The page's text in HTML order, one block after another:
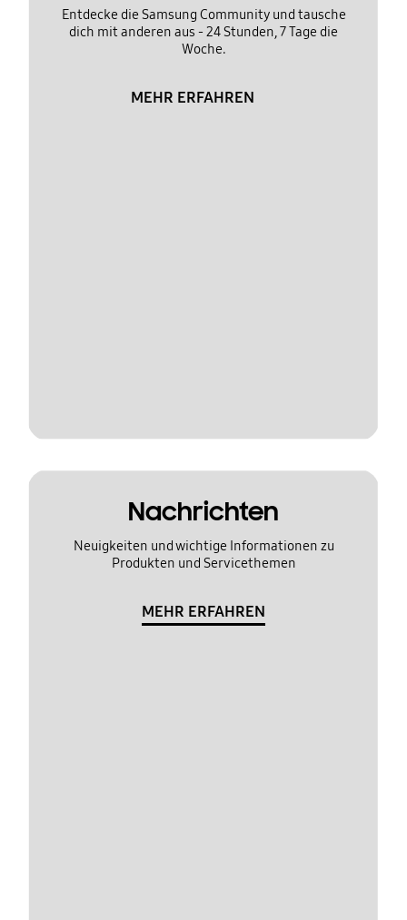
Entdecke die Samsung Community und tausche
dich mit anderen aus - 24 Stunden, 7 Tage die
Woche.
MEHR ERFAHREN
Nachrichten
Neuigkeiten und wichtige Informationen zu
Produkten und Servicethemen
MEHR ERFAHREN